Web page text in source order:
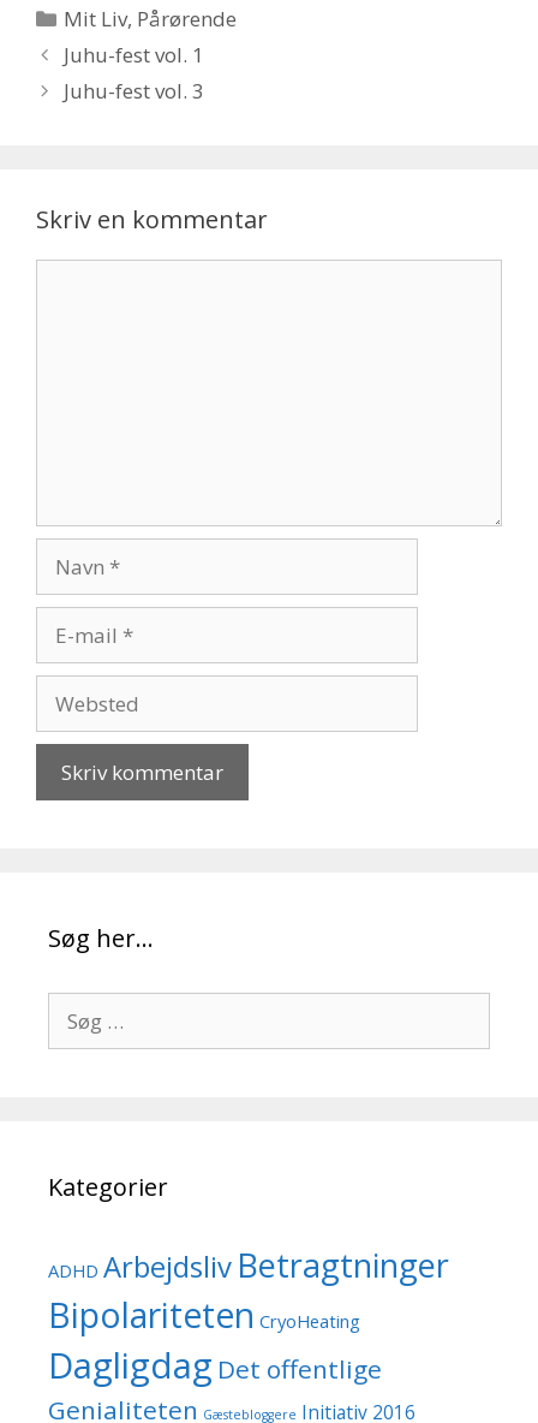
Kategorier
Mit Liv, Pårørende
Juhu-fest vol. 1
Juhu-fest vol. 3
Skriv en kommentar
mail
Søg her…
efter:
Kategorier
ADHD Arbejdsliv Betragtninger
Bipolariteten CryoHeating
Dagligdag Det offentlige
Genialiteten Gæstebloggere Initiativ 2016